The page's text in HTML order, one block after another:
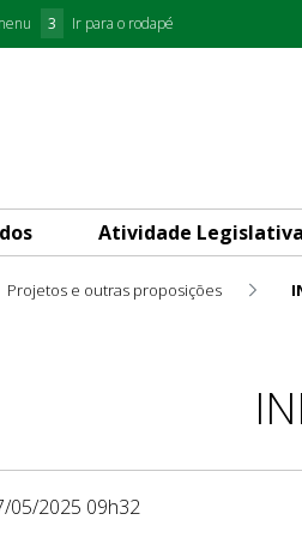
3 Ir para o rodapé
Atividade Legislativa
Projetos e outras proposições
05/2025 09h32